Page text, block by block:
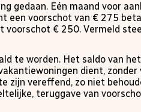
gedaan. Eén maand voor
een voorschot van € 275
voorschot € 250. Vermeld
te worden. Het saldo van
dient, zonder
zijn vereffend, zo niet
teruggave van